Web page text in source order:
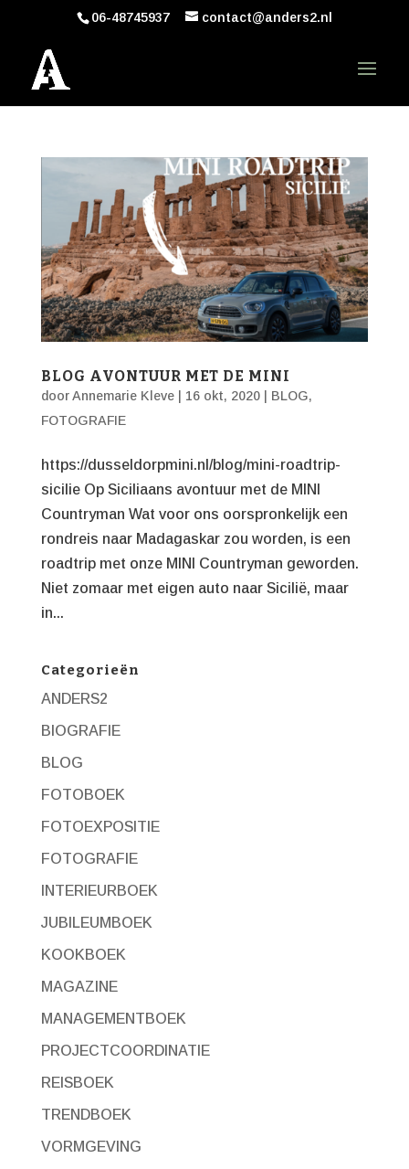
06-48745937 contact@anders2.nl
BLOG AVONTUUR MET DE MINI
doorAnnemarie Kleve| 16 okt, 2020| BLOG,
FOTOGRAFIE
https://dusseldorpmini.nl/blog/mini-roadtrip-
sicilie Op Siciliaans avontuur met de MINI
Countryman Wat voor ons oorspronkelijk een
rondreis naar Madagaskar zou worden, is een
roadtrip met onze MINI Countryman geworden.
Niet zomaar met eigen auto naar Sicilië, maar
in...
Categorieën
ANDERS2
BIOGRAFIE
BLOG
FOTOBOEK
FOTOEXPOSITIE
FOTOGRAFIE
INTERIEURBOEK
JUBILEUMBOEK
KOOKBOEK
MAGAZINE
MANAGEMENTBOEK
PROJECTCOORDINATIE
REISBOEK
TRENDBOEK
VORMGEVING